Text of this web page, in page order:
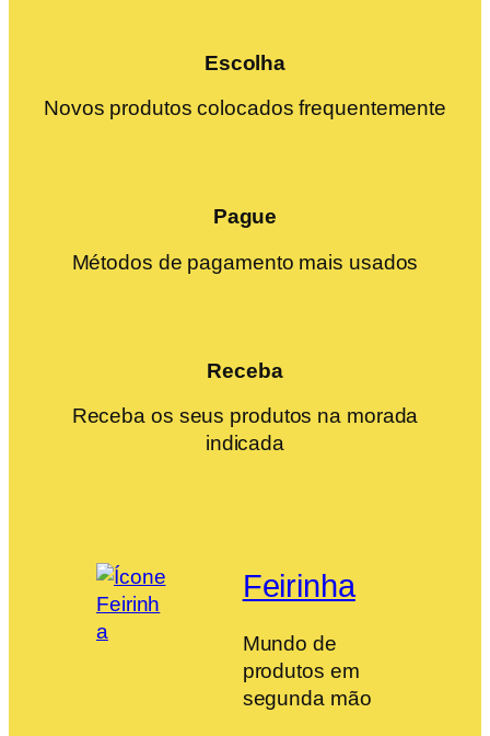
Escolha
Novos produtos colocados frequentemente
Pague
Métodos de pagamento mais usados
Receba
Receba os seus produtos na morada
indicada
Feirinha
Mundo de
produtos em
segunda mão